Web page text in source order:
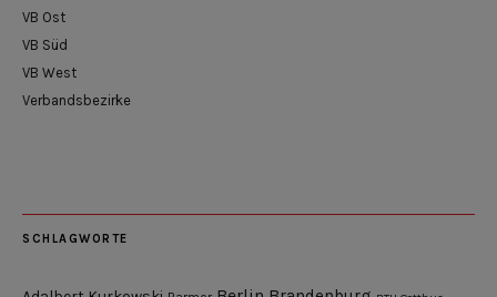
VB Ost
VB Süd
VB West
Verbandsbezirke
SCHLAGWORTE